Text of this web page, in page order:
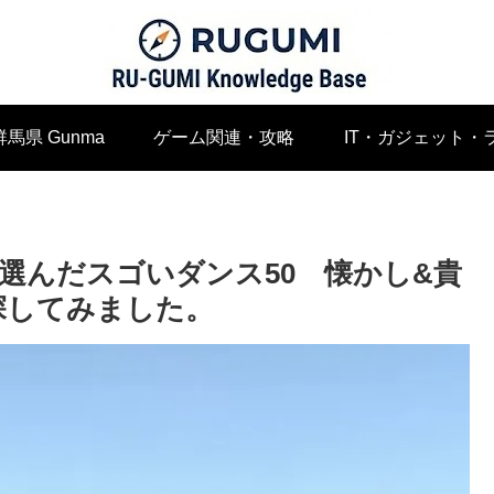
馬県 Gunma ゲーム関連・攻略 IT・ガジェット・
んだスゴいダンス50 懐かし&貴
てみました。